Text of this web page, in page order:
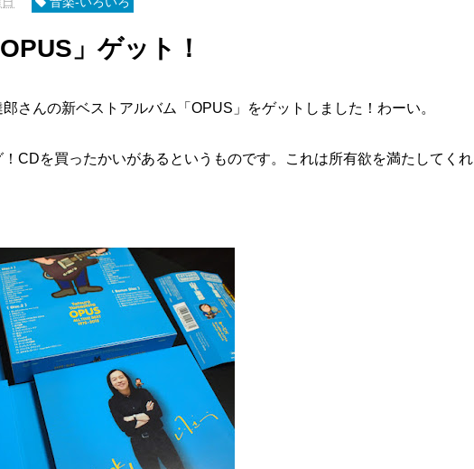
」ゲット！
さんの新ベストアルバム「OPUS」をゲットしました！わーい。
CDを買ったかいがあるというものです。これは所有欲を満たしてくれ